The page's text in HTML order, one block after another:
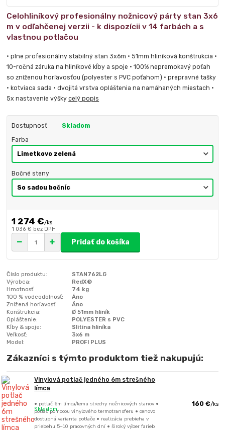
Celohliníkový profesionálny nožnicový párty stan 3x6
m v odľahčenej verzii - k dispozícii v 14 farbách a s
vlastnou potlačou
• plne profesionálny stabilný stan 3x6m • 51mm hliníková konštrukcia •
10-ročná záruka na hliníkové kĺby a spoje • 100% nepremokavý poťah
so zníženou horľavosťou (polyester s PVC poťahom) • prepravné tašky
• kotviaca sada • dvojitá vrstva opláštenia na namáhaných miestach •
5x nastavenie výškycelý popis
Dostupnosť Skladom
Farba
Bočné steny
1 274 €/ks
1 036 € bez DPH
Pridať do košíka
Číslo produktu:
STAN762LG
Výrobca:
RedX®
Hmotnosť:
74 kg
100 % vodeodolnosť:
Áno
Znížená horľavosť:
Áno
Konštrukcia:
Ø 51mm hliník
Opláštenie:
POLYESTER s PVC
Kĺby & spoje:
Slitina hliníka
Veľkosť:
3x6 m
Model:
PROFI PLUS
Zákazníci s týmto produktom tiež nakupujú:
Vinylová potlač jedného 6m strešného
límca
• potlač 6m límca/lemu strechy nožnicových stanov •
potlač pomocou vinylového termotransferu • cenovo
dostupná varianta potlače • realizácia prebieha v
priebehu 5–10 pracovných dní • široký výber farieb
160 €/ks
Skladom